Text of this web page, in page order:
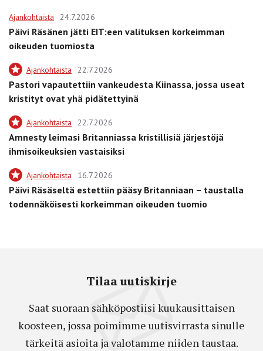
Ajankohtaista 24.7.2026
Päivi Räsänen jätti EIT:een valituksen korkeimman
oikeuden tuomiosta
Ajankohtaista 22.7.2026
Pastori vapautettiin vankeudesta Kiinassa, jossa useat
kristityt ovat yhä pidätettyinä
Ajankohtaista 22.7.2026
Amnesty leimasi Britanniassa kristillisiä järjestöjä
ihmisoikeuksien vastaisiksi
Ajankohtaista 16.7.2026
Päivi Räsäseltä estettiin pääsy Britanniaan – taustalla
todennäköisesti korkeimman oikeuden tuomio
Tilaa uutiskirje
Saat suoraan sähköpostiisi kuukausittaisen
koosteen, jossa poimimme uutisvirrasta sinulle
tärkeitä asioita ja valotamme niiden taustaa.